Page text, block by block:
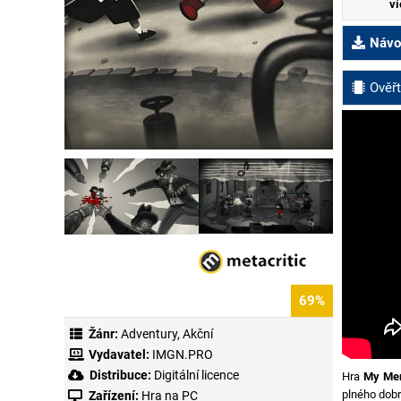
69%
Žánr: Adventury, Akční
Vydavatel: IMGN.PRO
Distribuce: Digitální licence
Zařízení: Hra na PC
Hra My
plného